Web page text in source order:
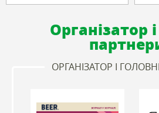
Організатор
ОРГАНІЗАТОР І